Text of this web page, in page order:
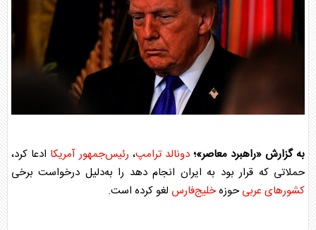
به گزارش «راهبرد معاصر»؛ دونالد ترامپ، رئیس‌جمهور آمریکا ادعا کرد،
حملاتی که قرار بود به ایران انجام دهد را به‌دلیل درخواست برخی
کشورهای عربیحوزهخلیج‌فارس لغو کرده است.